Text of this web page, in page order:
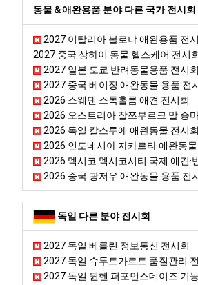
동물＆애완용품 분야 다른 국가 전시회
2027 이탈리아 볼로냐 애완용품 전
2027 중국 상하이 동물 헬스케어 전시
2027 일본 도쿄 반려동물용품 전시회
2027 중국 베이징 애완동물 용품 전
2026 스웨덴 스톡홀름 애견 전시회
2026 오스트리아 잘쯔부르크 말·승
2026 독일 칼스루에 애완동물 전시
2026 인도네시아 자카르타 애완동
2026 멕시코 멕시코시티 국제 애견·
2026 중국 광저우 애완동물 용품 전
독일 다른 분야 전시회
2027 독일 베를린 정보통신 전시회
2027 독일 슈투트가르트 품질관리
2027 독일 뮌헨 퍼포먼스데이즈 기